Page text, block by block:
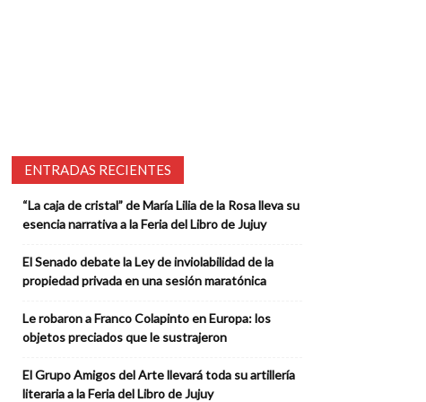
ENTRADAS RECIENTES
“La caja de cristal” de María Lilia de la Rosa lleva su
esencia narrativa a la Feria del Libro de Jujuy
El Senado debate la Ley de inviolabilidad de la
propiedad privada en una sesión maratónica
Le robaron a Franco Colapinto en Europa: los
objetos preciados que le sustrajeron
El Grupo Amigos del Arte llevará toda su artillería
literaria a la Feria del Libro de Jujuy